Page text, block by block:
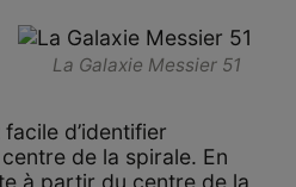
La Galaxie Messier 51
d’identifier
de la spirale. En
à partir du centre de la